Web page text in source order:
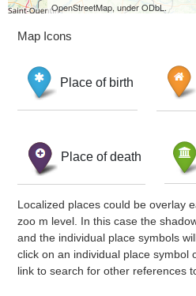
OpenStreetMap, under ODbL.
Map Icons
Place of birth
Place of death
Localized places could be overlay
zoo m level. In this case the
and the individual place symbols
click on an individual place symbol
link to search for other references